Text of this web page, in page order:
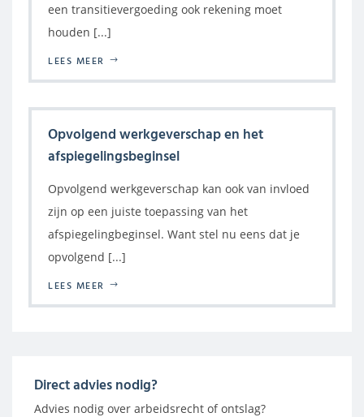
een transitievergoeding ook rekening moet
houden [...]
LEES MEER
Opvolgend werkgeverschap en het
afspiegelingsbeginsel
Opvolgend werkgeverschap kan ook van invloed
zijn op een juiste toepassing van het
afspiegelingbeginsel. Want stel nu eens dat je
opvolgend [...]
LEES MEER
Direct advies nodig?
Advies nodig over arbeidsrecht of ontslag?